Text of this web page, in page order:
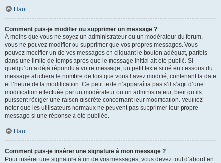
Haut
Comment puis-je modifier ou supprimer un message ?
À moins que vous ne soyez un administrateur ou un modérateur du forum,
vous ne pouvez modifier ou supprimer que vos propres messages. Vous
pouvez modifier un de vos messages en cliquant le bouton adéquat, parfois
dans une limite de temps après que le message initial ait été publié. Si
quelqu’un a déjà répondu à votre message, un petit texte situé en dessous du
message affichera le nombre de fois que vous l’avez modifié, contenant la date
et l’heure de la modification. Ce petit texte n’apparaîtra pas s’il s’agit d’une
modification effectuée par un modérateur ou un administrateur, bien qu’ils
puissent rédiger une raison discrète concernant leur modification. Veuillez
noter que les utilisateurs normaux ne peuvent pas supprimer leur propre
message si une réponse a été publiée.
Haut
Comment puis-je insérer une signature à mon message ?
Pour insérer une signature à un de vos messages, vous devez tout d’abord en